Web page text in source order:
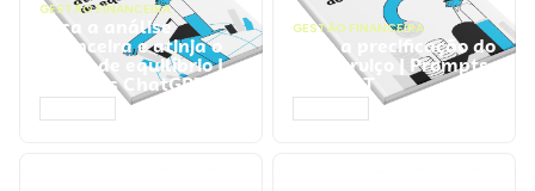
GESTÃO FINANCEIRA
Faça a análise
financeira e atinja o
ponto de equilíbrio |
Prompts ChatGPT
GESTÃO FINANCEIRA
Faça a precificação do
seu serviço | Prompts
ChatGPT